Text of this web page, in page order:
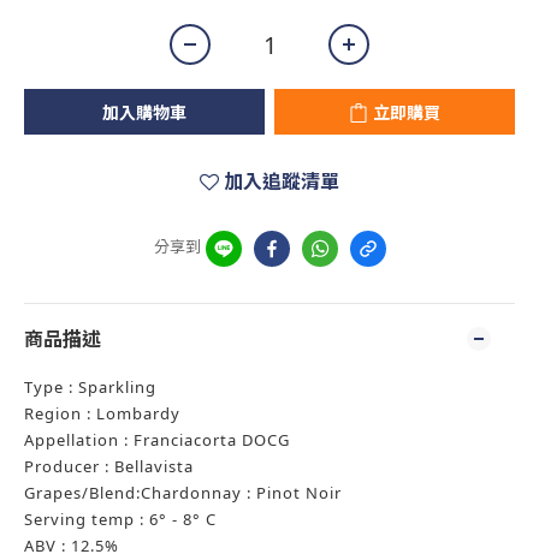
加入購物車 立即購買
加入追蹤清單
分享到
商品描述
Type : Sparkling
Region : Lombardy
Appellation : Franciacorta DOCG
Producer : Bellavista
Grapes/Blend:Chardonnay : Pinot Noir
Serving temp : 6° - 8° C
ABV : 12.5%